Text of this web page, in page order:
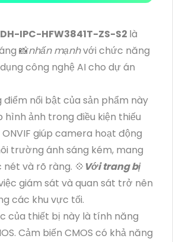
DH-IPC-HFW3841T-ZS-S2 là
📸nhấn mạnhvới chức năng
công nghệ AI cho dự án
nổi bật của sản phẩm này
hình ảnh trong điều kiện thiếu
giúp camera hoạt động
trường ánh sáng kém, mang
và rõ ràng. 💠 Với trang bị
giám sát và quan sát trở nên
các khu vực tối.
của thiết bị này là tính năng
Cảm biến CMOS có khả năng